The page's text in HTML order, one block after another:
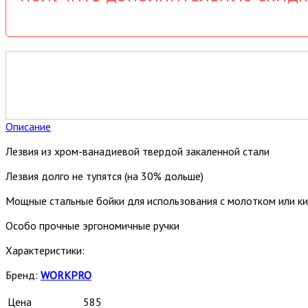
Описание
Лезвия из хром-ванадиевой твердой закаленной стали
Лезвия долго не тупятся (на 30% дольше)
Мощные стальные бойки для использования с молотком или
Особо прочные эргономичные ручки
Характеристики:
Бренд: WORKPRO
Цена
585